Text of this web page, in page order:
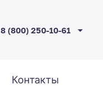
8 (800) 250-10-61
Контакты